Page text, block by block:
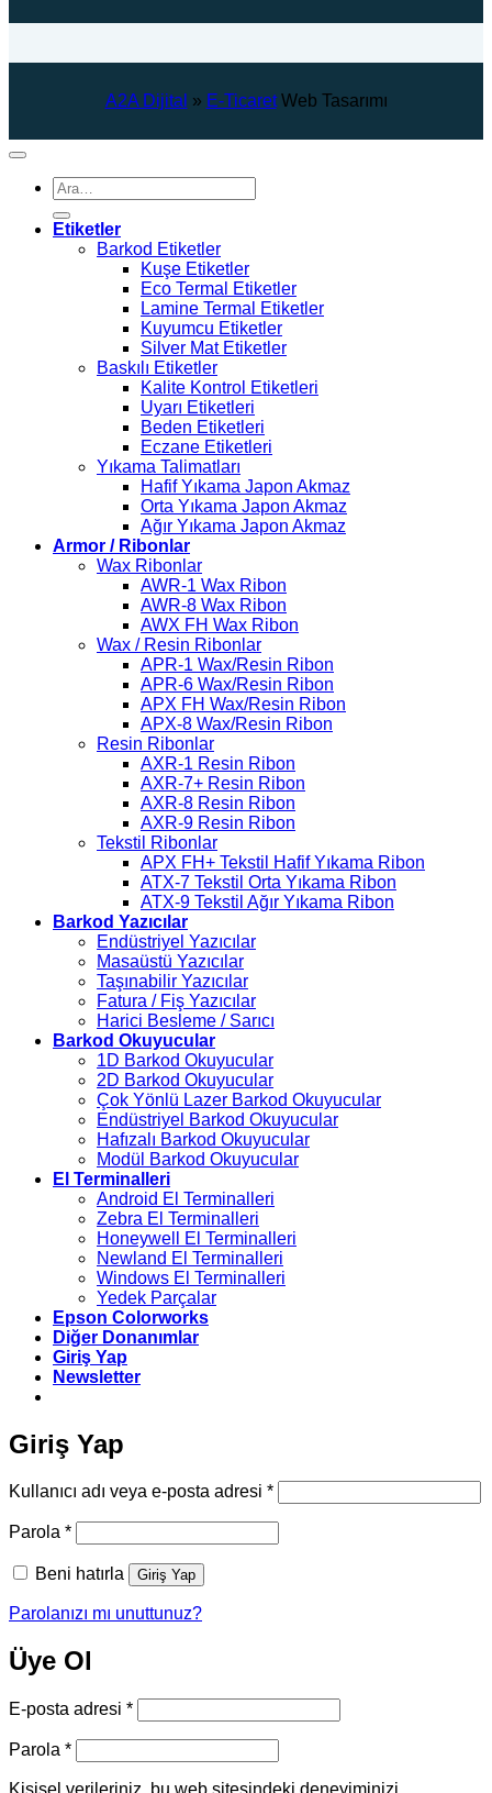
A2A Dijital » E-TicaretWeb Tasarımı
Ara:
Etiketler
Barkod Etiketler
Kuşe Etiketler
Eco Termal Etiketler
Lamine Termal Etiketler
Kuyumcu Etiketler
Silver Mat Etiketler
Baskılı Etiketler
Kalite Kontrol Etiketleri
Uyarı Etiketleri
Beden Etiketleri
Eczane Etiketleri
Yıkama Talimatları
Hafif Yıkama Japon Akmaz
Orta Yıkama Japon Akmaz
Ağır Yıkama Japon Akmaz
Armor / Ribonlar
Wax Ribonlar
AWR-1 Wax Ribon
AWR-8 Wax Ribon
AWX FH Wax Ribon
Wax / Resin Ribonlar
APR-1 Wax/Resin Ribon
APR-6 Wax/Resin Ribon
APX FH Wax/Resin Ribon
APX-8 Wax/Resin Ribon
Resin Ribonlar
AXR-1 Resin Ribon
AXR-7+ Resin Ribon
AXR-8 Resin Ribon
AXR-9 Resin Ribon
Tekstil Ribonlar
APX FH+ Tekstil Hafif Yıkama Ribon
ATX-7 Tekstil Orta Yıkama Ribon
ATX-9 Tekstil Ağır Yıkama Ribon
Barkod Yazıcılar
Endüstriyel Yazıcılar
Masaüstü Yazıcılar
Taşınabilir Yazıcılar
Fatura / Fiş Yazıcılar
Harici Besleme / Sarıcı
Barkod Okuyucular
1D Barkod Okuyucular
2D Barkod Okuyucular
Çok Yönlü Lazer Barkod Okuyucular
Endüstriyel Barkod Okuyucular
Hafızalı Barkod Okuyucular
Modül Barkod Okuyucular
El Terminalleri
Android El Terminalleri
Zebra El Terminalleri
Honeywell El Terminalleri
Newland El Terminalleri
Windows El Terminalleri
Yedek Parçalar
Epson Colorworks
Diğer Donanımlar
Giriş Yap
Newsletter
Giriş Yap
Kullanıcı adı veya e-posta adresi *Gerekli
Parola *Gerekli
Beni hatırla Giriş Yap
Parolanızı mı unuttunuz?
Üye Ol
E-posta adresi *Gerekli
Parola *Gerekli